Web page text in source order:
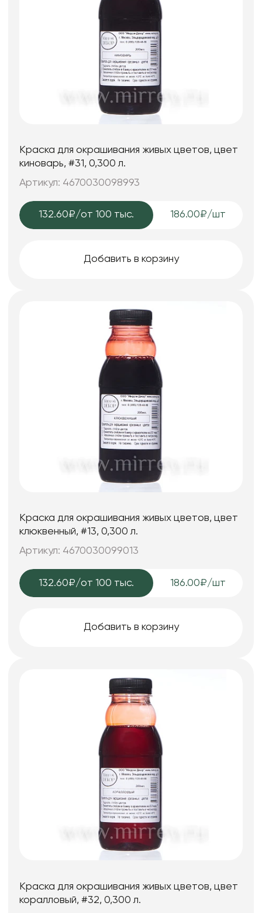
Краска для окрашивания живых цветов, цвет
киноварь, #31, 0,300 л.
Артикул: 4670030098993
132.60₽/от 100 тыс. 186.00₽/шт
Добавить в корзину
Краска для окрашивания живых цветов, цвет
клюквенный, #13, 0,300 л.
Артикул: 4670030099013
132.60₽/от 100 тыс. 186.00₽/шт
Добавить в корзину
Краска для окрашивания живых цветов, цвет
коралловый, #32, 0,300 л.